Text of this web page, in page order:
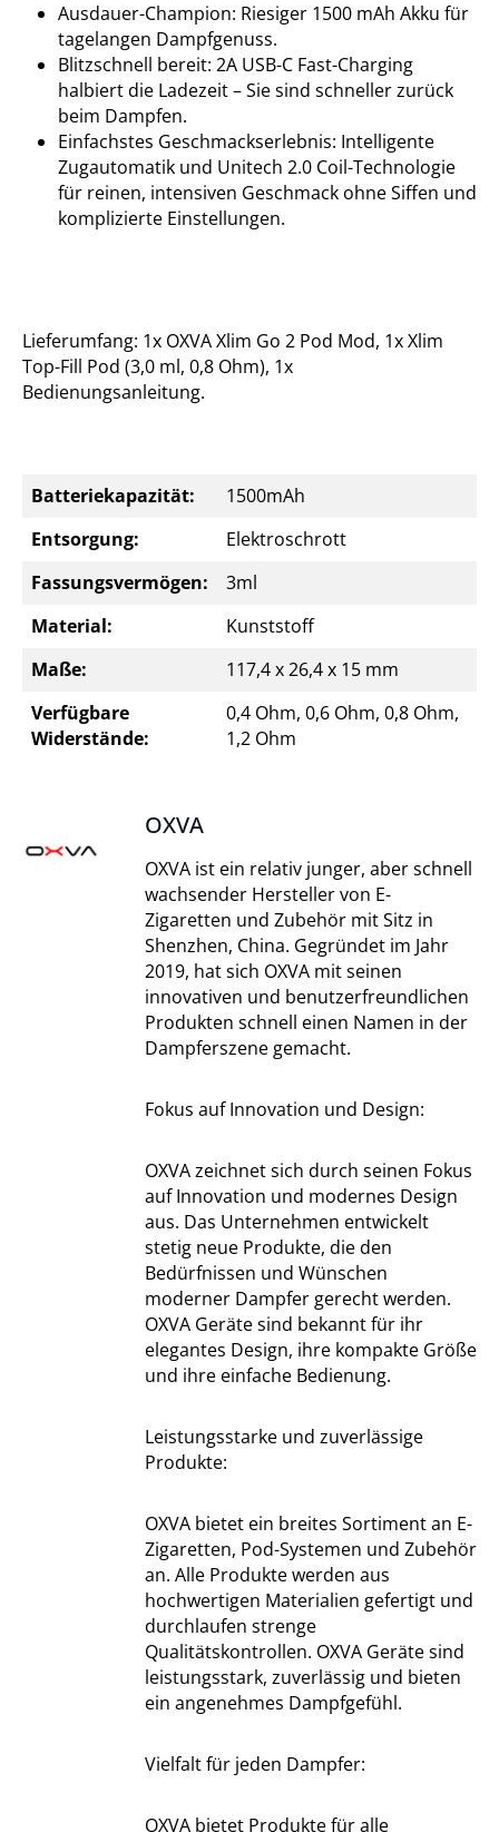
Ausdauer-Champion: Riesiger 1500 mAh Akku für
tagelangen Dampfgenuss.
Blitzschnell bereit: 2A USB-C Fast-Charging
halbiert die Ladezeit – Sie sind schneller zurück
beim Dampfen.
Einfachstes Geschmackserlebnis: Intelligente
Zugautomatik und Unitech 2.0 Coil-Technologie
für reinen, intensiven Geschmack ohne Siffen und
komplizierte Einstellungen.
Lieferumfang: 1x OXVA Xlim Go 2 Pod Mod, 1x Xlim
Top-Fill Pod (3,0 ml, 0,8 Ohm), 1x
Bedienungsanleitung.
Batteriekapazität:
1500mAh
Entsorgung:
Elektroschrott
Fassungsvermögen:
3ml
Material:
Kunststoff
Maße:
117,4 x 26,4 x 15 mm
Verfügbare
Widerstände:
0,4 Ohm, 0,6 Ohm, 0,8 Ohm,
1,2 Ohm
OXVA
OXVA ist ein relativ junger, aber schnell
wachsender Hersteller von E-
Zigaretten und Zubehör mit Sitz in
Shenzhen, China. Gegründet im Jahr
2019, hat sich OXVA mit seinen
innovativen und benutzerfreundlichen
Produkten schnell einen Namen in der
Dampferszene gemacht.
Fokus auf Innovation und Design:
OXVA zeichnet sich durch seinen Fokus
auf Innovation und modernes Design
aus. Das Unternehmen entwickelt
stetig neue Produkte, die den
Bedürfnissen und Wünschen
moderner Dampfer gerecht werden.
OXVA Geräte sind bekannt für ihr
elegantes Design, ihre kompakte Größe
und ihre einfache Bedienung.
Leistungsstarke und zuverlässige
Produkte:
OXVA bietet ein breites Sortiment an E-
Zigaretten, Pod-Systemen und Zubehör
an. Alle Produkte werden aus
hochwertigen Materialien gefertigt und
durchlaufen strenge
Qualitätskontrollen. OXVA Geräte sind
leistungsstark, zuverlässig und bieten
ein angenehmes Dampfgefühl.
Vielfalt für jeden Dampfer:
OXVA bietet Produkte für alle